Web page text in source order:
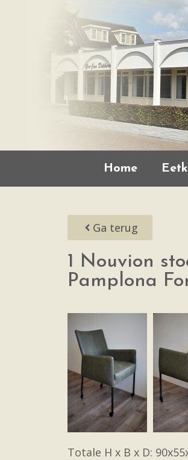
Home
Ga terug
1 Nouvion
Pamplona
Totale H x B x D: